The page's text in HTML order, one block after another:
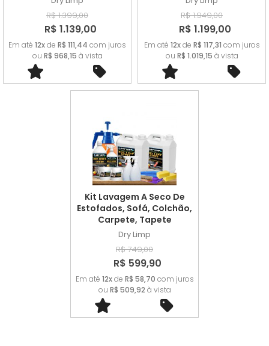
R$ 1.399,00
R$ 1.139,00
Em até 12xde R$ 111,44 com juros
ou R$ 968,15 à vista
R$ 1.949,00
R$ 1.199,00
Em até 12xde R$ 117,31 com juros
ou R$ 1.019,15 à vista
Kit Lavagem A Seco De
Estofados, Sofá, Colchão,
Carpete, Tapete
Dry Limp
R$ 749,00
R$ 599,90
Em até 12xde R$ 58,70 com juros
ou R$ 509,92 à vista